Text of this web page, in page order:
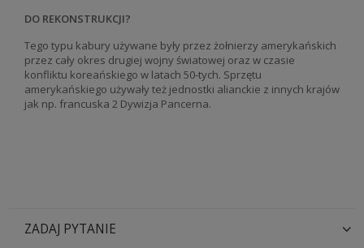
DO REKONSTRUKCJI?
Tego typu kabury używane były przez żołnierzy amerykańskich
przez cały okres drugiej wojny światowej oraz w czasie
konfliktu koreańskiego w latach 50-tych. Sprzętu
amerykańskiego używały też jednostki alianckie z innych krajów
jak np. francuska 2 Dywizja Pancerna.
ZADAJ PYTANIE